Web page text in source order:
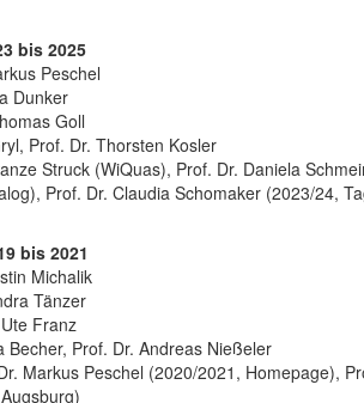
bis 2025
Peschel
Dunker
Goll
Prof. Dr. Thorsten Kosler
Struck (WiQuas), Prof. Dr. Daniela
Prof. Dr. Claudia Schomaker (2023/24,
bis 2021
Michalik
Tänzer
Franz
Becher, Prof. Dr. Andreas Nießeler
Markus Peschel (2020/2021, Homepage),